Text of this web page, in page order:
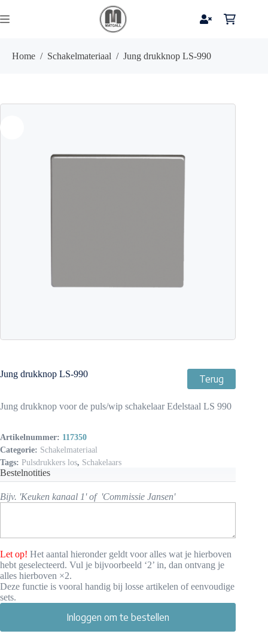
naar
de
Home / Schakelmateriaal / Jung drukknop LS-990
Jung drukknop LS-990 Terug
Jung drukknop voor de puls/wip schakelaar Edelstaal LS 990
Artikelnummer: 117350
Categorie: Schakelmateriaal
Tags: Pulsdrukkers los, Schakelaars
Bestelnotities
Bijv. 'Keuken kanaal 1' of 'Commissie Jansen'
Let op! Het aantal hieronder geldt voor alles wat je hierboven
hebt geselecteerd. Vul je bijvoorbeeld ‘2’ in, dan ontvang je
alles hierboven ×2.
Deze functie is vooral handig bij losse artikelen of eenvoudige
sets.
Inloggen om te bestellen